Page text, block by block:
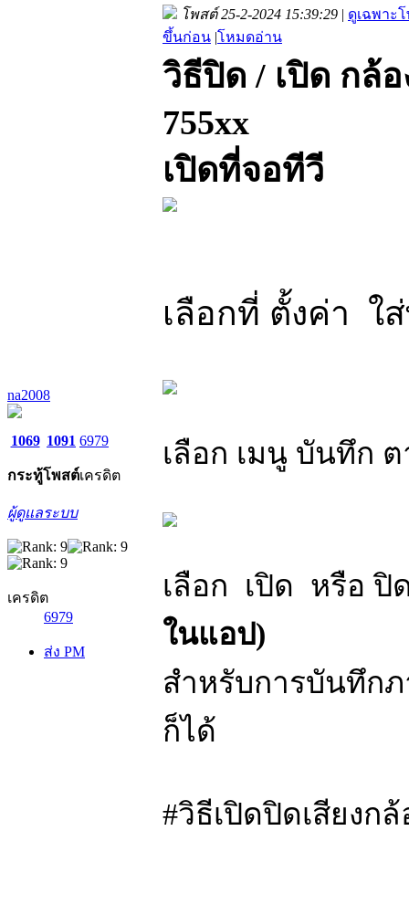
na2008
1069
กระทู้
1091
โพสต์
6979
เครดิต
ผู้ดูแลระบบ
เครดิต
6979
ส่ง PM
โพสต์ 25-2-2024 15:39:29 | ดูเฉพาะ
ขึ้นก่อน |โหมดอ่าน
วิธีปิด / เปิด กล้
755xx
เปิดที่จอทีวี
เลือกที่ ตั้งค่า ใ
เลือก เมนู บันทึก
เลือก เปิด หรือ ปิ
ในแอป)
สำหรับการบันทึกภ
ก็ได้
#วิธีเปิดปิดเสียงก